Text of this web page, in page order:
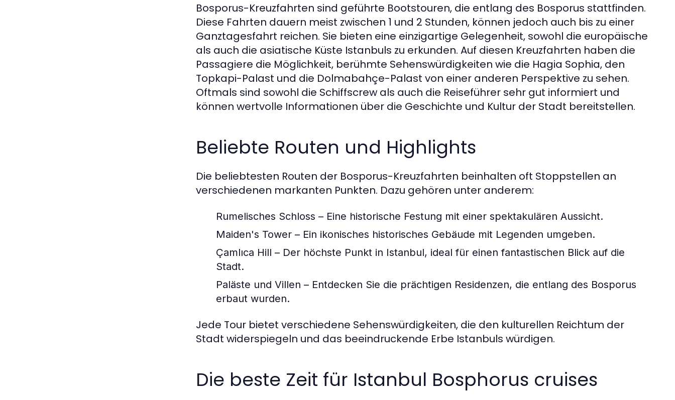
Bosporus-Kreuzfahrten sind geführte Bootstouren, die entlang des Bosporus stattfinden.
Diese Fahrten dauern meist zwischen 1 und 2 Stunden, können jedoch auch bis zu einer
Ganztagesfahrt reichen. Sie bieten eine einzigartige Gelegenheit, sowohl die europäische
als auch die asiatische Küste Istanbuls zu erkunden. Auf diesen Kreuzfahrten haben die
Passagiere die Möglichkeit, berühmte Sehenswürdigkeiten wie die Hagia Sophia, den
Topkapi-Palast und die Dolmabahçe-Palast von einer anderen Perspektive zu sehen.
Oftmals sind sowohl die Schiffscrew als auch die Reiseführer sehr gut informiert und
können wertvolle Informationen über die Geschichte und Kultur der Stadt bereitstellen.
Beliebte Routen und Highlights
Die beliebtesten Routen der Bosporus-Kreuzfahrten beinhalten oft Stoppstellen an
verschiedenen markanten Punkten. Dazu gehören unter anderem:
Rumelisches Schloss – Eine historische Festung mit einer spektakulären Aussicht.
Maiden's Tower – Ein ikonisches historisches Gebäude mit Legenden umgeben.
Çamlıca Hill – Der höchste Punkt in Istanbul, ideal für einen fantastischen Blick auf die
Stadt.
Paläste und Villen – Entdecken Sie die prächtigen Residenzen, die entlang des Bosporus
erbaut wurden.
Jede Tour bietet verschiedene Sehenswürdigkeiten, die den kulturellen Reichtum der
Stadt widerspiegeln und das beeindruckende Erbe Istanbuls würdigen.
Die beste Zeit für Istanbul Bosphorus cruises